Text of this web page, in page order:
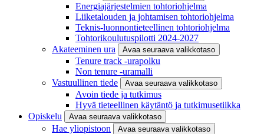
Energiajärjestelmien tohtoriohjelma
Liiketalouden ja johtamisen tohtoriohjelma
Teknis-luonnontieteellinen tohtoriohjelma
Tohtorikoulutuspilotti 2024-2027
Akateeminen ura
Avaa seuraava valikkotaso
Tenure track -urapolku
Non tenure -uramalli
Vastuullinen tiede
Avaa seuraava valikkotaso
Avoin tiede ja tutkimus
Hyvä tieteellinen käytäntö ja tutkimusetiikka
Opiskelu
Avaa seuraava valikkotaso
Hae yliopistoon Avaa seuraava valikkotaso